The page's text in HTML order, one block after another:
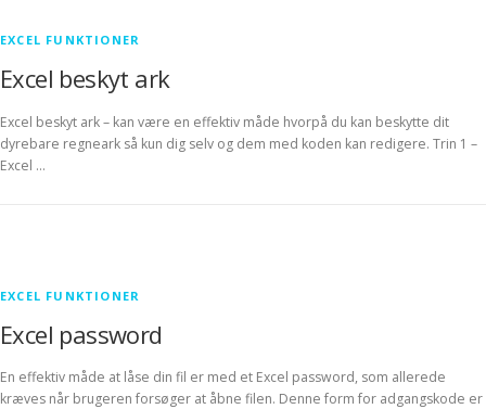
EXCEL FUNKTIONER
Excel beskyt ark
Excel beskyt ark – kan være en effektiv måde hvorpå du kan beskytte dit
dyrebare regneark så kun dig selv og dem med koden kan redigere. Trin 1 –
Excel …
EXCEL FUNKTIONER
Excel password
En effektiv måde at låse din fil er med et Excel password, som allerede
kræves når brugeren forsøger at åbne filen. Denne form for adgangskode er